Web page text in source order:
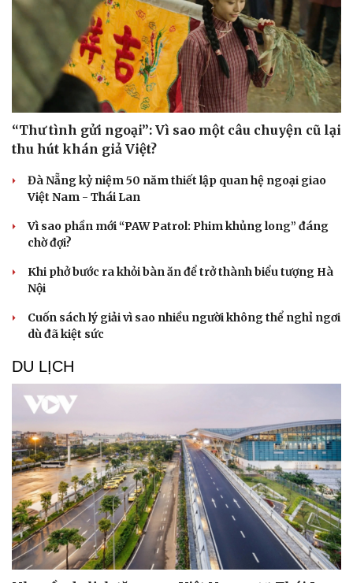
“Thư tình gửi ngoại”: Vì sao một câu chuyện cũ lại
thu hút khán giả Việt?
Đà Nẵng kỷ niệm 50 năm thiết lập quan hệ ngoại giao
Việt Nam - Thái Lan
Vì sao phần mới “PAW Patrol: Phim khủng long” đáng
chờ đợi?
Khi phở bước ra khỏi bàn ăn để trở thành biểu tượng Hà
Nội
Cuốn sách lý giải vì sao nhiều người không thể nghỉ ngơi
dù đã kiệt sức
DU LỊCH